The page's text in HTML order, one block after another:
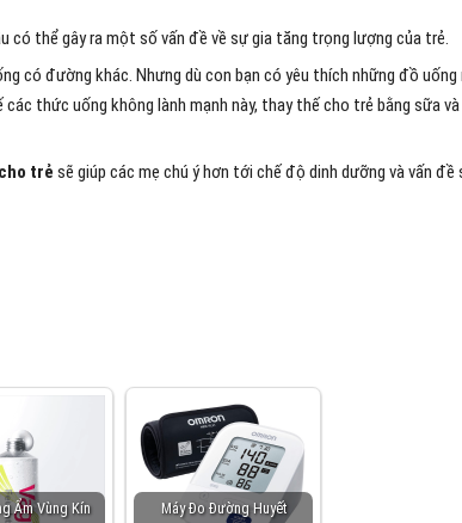
có thể gây ra một số vấn đề về sự gia tăng trọng lượng của trẻ.
có đường khác. Nhưng dù con bạn có yêu thích những đồ uống
thức uống không lành mạnh này, thay thế cho trẻ bằng sữa và
trẻ sẽ giúp các mẹ chú ý hơn tới chế độ dinh dưỡng và vấn đề
Ẩm Vùng Kín
Máy Đo Đường Huyết